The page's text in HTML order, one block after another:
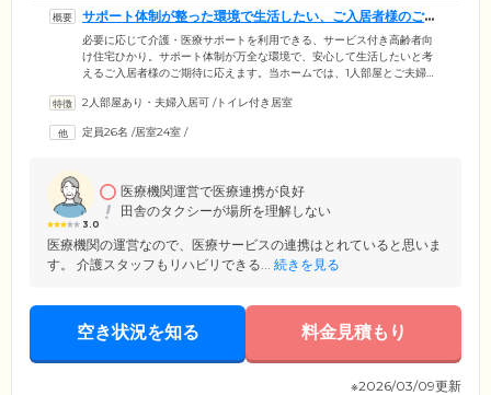
サポート体制が整った環境で生活したい、ご入居者様のご期
待に応えます
必要に応じて介護・医療サポートを利用できる、サービス付き高齢者向
け住宅ひかり。サポート体制が万全な環境で、安心して生活したいと考
えるご入居者様のご期待に応えます。当ホームでは、1人部屋とご夫婦や
イレ、エアコンなどの生活に必要なものを完備しています。基本的にご
たり、ご友人をお招きしたり、思い思いの生活をお楽しみください。当
2人部屋あり・夫婦入居可 /トイレ付き居室
定員26名 /居室24室 /
3.0
医療機関運営で医療連携が良好
田舎のタクシーが場所を理解しない
医療機関の運営なので、医療サービスの連携はとれていると思いま
す。 介護スタッフもリハビリできる... 続きを見る
空き状況を知る 料金見積もり
※2026/03/09更新